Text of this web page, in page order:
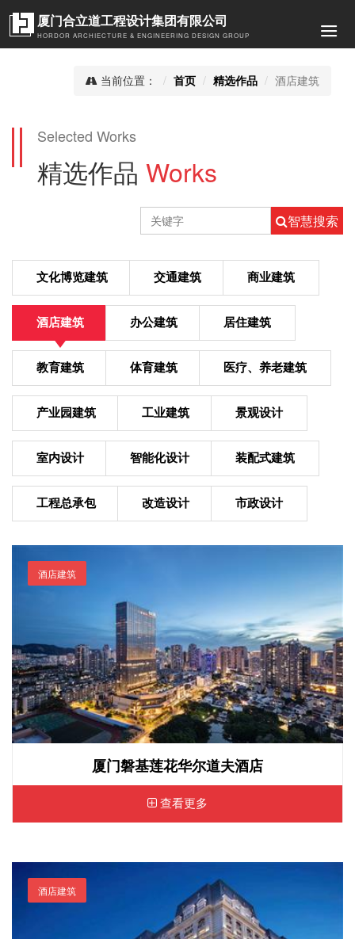
厦门合立道工程设计集团有限公司
HORDOR ARCHIECTURE & ENGINEERING DESIGN GROUP
当前位置： 首页 精选作品 酒店建筑
Selected Works
精选作品 Works
智慧搜索
文化博览建筑 交通建筑 商业建筑
酒店建筑 办公建筑 居住建筑
教育建筑 体育建筑 医疗、养老建筑
产业园建筑 工业建筑 景观设计
室内设计 智能化设计 装配式建筑
工程总承包 改造设计 市政设计
酒店建筑
厦门磐基莲花华尔道夫酒店
查看更多
酒店建筑